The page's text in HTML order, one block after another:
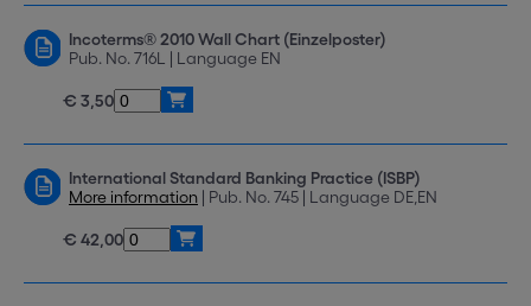
Incoterms® 2010 Wall Chart (Einzelposter)
Pub. No. 716L | Language EN
€ 3,50
International Standard Banking Practice (ISBP)
More information | Pub. No. 745 | Language DE,EN
€ 42,00